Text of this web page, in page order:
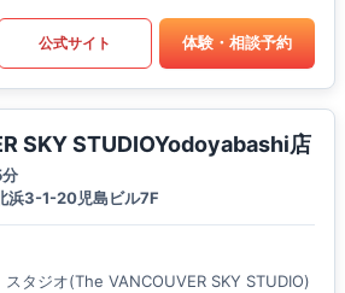
公式サイト 体験・相談予約
SKY STUDIOYodoyabashi店
浜3-1-20児島ビル7F
タジオ(The VANCOUVER SKY STUDIO)